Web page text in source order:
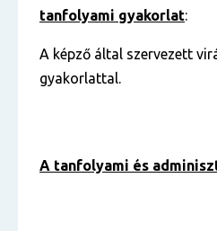
tanfolyami gyakorlat:
A képző által szervezett
gyakorlattal.
A tanfolyami és